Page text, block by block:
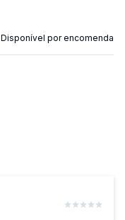
Disponível por encomenda